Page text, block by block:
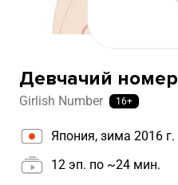
Девчачий номер
Girlish Number 16+
Япония, зима 2016 г.
12 эп. по ~24 мин.